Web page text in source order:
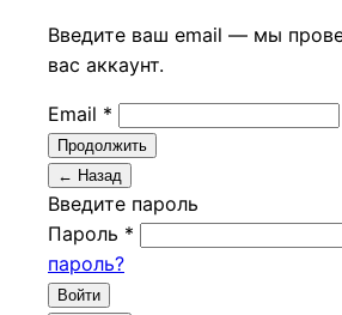
Введите ваш email — мы
вас аккаунт.
Email *
Продолжить
← Назад
Введите пароль
Пароль *
пароль?
Войти